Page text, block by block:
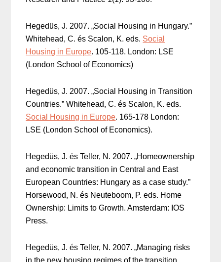
Hegedüs, J. 2007. „Social Housing in Hungary.”
Whitehead, C. és Scalon, K. eds. Social
Housing in Europe. 105-118. London: LSE
(London School of Economics)
Hegedüs, J. 2007. „Social Housing in Transition
Countries.” Whitehead, C. és Scalon, K. eds.
Social Housing in Europe. 165-178 London:
LSE (London School of Economics).
Hegedüs, J. és Teller, N. 2007. „Homeownership
and economic transition in Central and East
European Countries: Hungary as a case study.”
Horsewood, N. és Neuteboom, P. eds. Home
Ownership: Limits to Growth. Amsterdam: IOS
Press.
Hegedüs, J. és Teller, N. 2007. „Managing risks